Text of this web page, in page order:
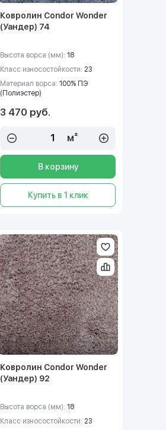
Ковролин Condor Wonder
(Уандер) 74
Высота ворса (мм):18
Класс износостойкости: 23
Материал ворса:100% ПЭ
(Полиэстер)
3 470 руб.
м²
В корзину
Купить в 1 клик
Ковролин Condor Wonder
(Уандер) 92
Высота ворса (мм):18
Класс износостойкости: 23